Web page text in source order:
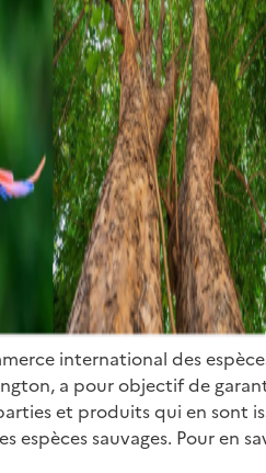
international des
a pour objectif de
et produits qui en sont
espèces sauvages. Pour en